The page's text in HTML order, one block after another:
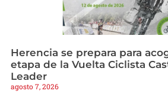
Herencia se prepara para
etapa de la Vuelta Ciclista
Leader
agosto 7, 2026